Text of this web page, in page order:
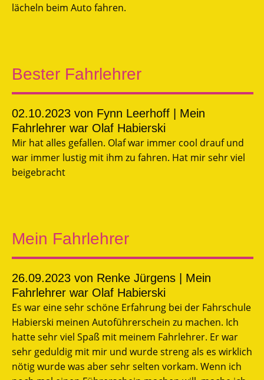
lächeln beim Auto fahren.
Bester Fahrlehrer
02.10.2023 von Fynn Leerhoff | Mein
Fahrlehrer war Olaf Habierski
Mir hat alles gefallen. Olaf war immer cool drauf und
war immer lustig mit ihm zu fahren. Hat mir sehr viel
beigebracht
Mein Fahrlehrer
26.09.2023 von Renke Jürgens | Mein
Fahrlehrer war Olaf Habierski
Es war eine sehr schöne Erfahrung bei der Fahrschule
Habierski meinen Autoführerschein zu machen. Ich
hatte sehr viel Spaß mit meinem Fahrlehrer. Er war
sehr geduldig mit mir und wurde streng als es wirklich
nötig wurde was aber sehr selten vorkam. Wenn ich